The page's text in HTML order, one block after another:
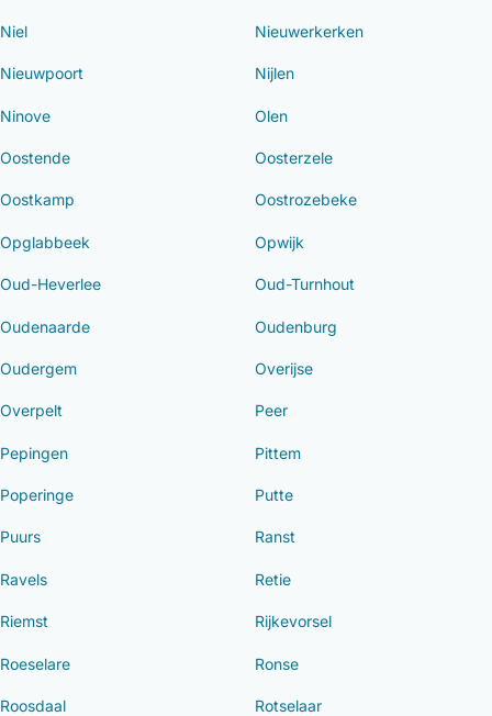
Niel Nieuwerkerken
Nieuwpoort Nijlen
Ninove Olen
Oostende Oosterzele
Oostkamp Oostrozebeke
Opglabbeek Opwijk
Oud-Heverlee Oud-Turnhout
Oudenaarde Oudenburg
Oudergem Overijse
Overpelt Peer
Pepingen Pittem
Poperinge Putte
Puurs Ranst
Ravels Retie
Riemst Rijkevorsel
Roeselare Ronse
Roosdaal Rotselaar